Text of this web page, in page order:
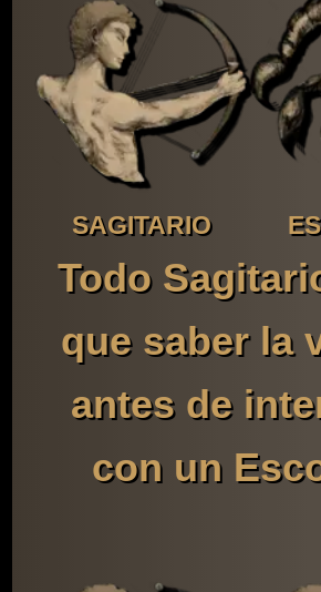
SAGITARIO
Todo
que saber la
antes de
con un